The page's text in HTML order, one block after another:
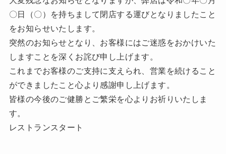
〇日（〇）を持ちまして閉店する運びとなりましたこと
をお知らせいたします。
突然のお知らせとなり、お客様にはご迷惑をおかけいた
しますことを深くお詫び申し上げます。
これまでお客様のご支持に支えられ、営業を続けること
ができましたこと心より感謝申し上げます。
皆様の今後のご健勝とご繁栄を心よりお祈りいたしま
す。
レストランスタート